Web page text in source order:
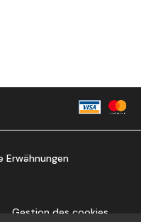
Erwähnungen
Gestion des cookies